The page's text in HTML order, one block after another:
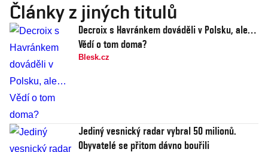
Články z jiných titulů
Decroix s Havránkem dováděli v Polsku, ale…
Vědí o tom doma?
Blesk.cz
Jediný vesnický radar vybral 50 milionů.
Obyvatelé se přitom dávno bouřili